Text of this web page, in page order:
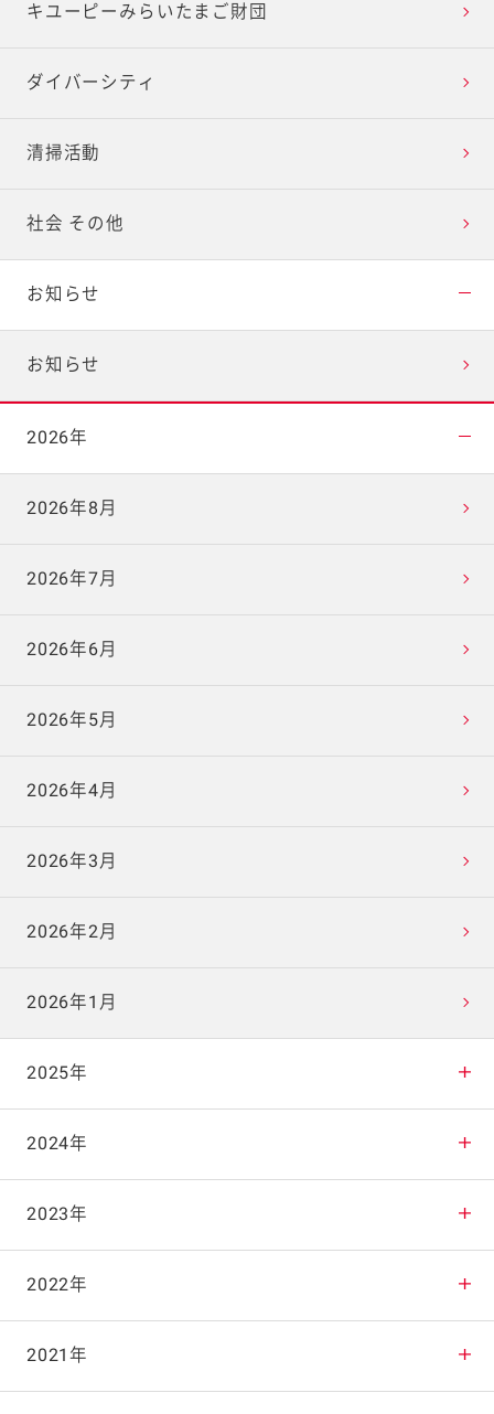
キユーピーみらいたまご財団
ダイバーシティ
清掃活動
社会 その他
お知らせ
お知らせ
2026年
2026年8月
2026年7月
2026年6月
2026年5月
2026年4月
2026年3月
2026年2月
2026年1月
2025年
2025年12月
2025年11月
2025年10月
2025年9月
2024年
2024年12月
2024年11月
2024年10月
2023年
2023年12月
2023年11月
2022年
2022年12月
2021年